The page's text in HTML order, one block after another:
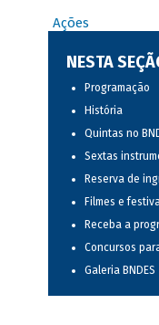
Ações
NESTA
Programação
História
Quintas no
Sextas
Reserva de
Filmes e
Receba a
Concursos
Galeria BNDES